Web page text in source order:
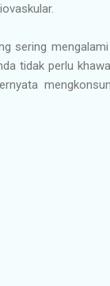
sering
tidak perlu